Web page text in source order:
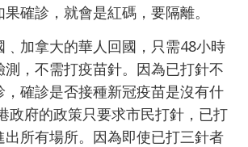
確診，就會是紅碼，要隔離。
﹑加拿大的華人回國，只需48小時
測，不需打疫苗針。因為已打針不
，確診是否接種新冠疫苗是沒有什
政府的政策只要求市民打針，已打
出所有場所。因為即使已打三針者